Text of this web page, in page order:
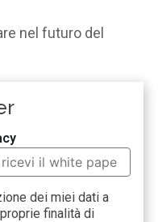
nel futuro del
dei miei dati a
finalità di